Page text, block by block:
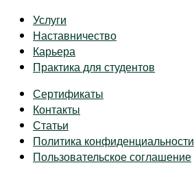
Услуги
Наставничество
Карьера
Практика для студентов
Сертификаты
Контакты
Статьи
Политика конфиденциальности
Пользовательское соглашение